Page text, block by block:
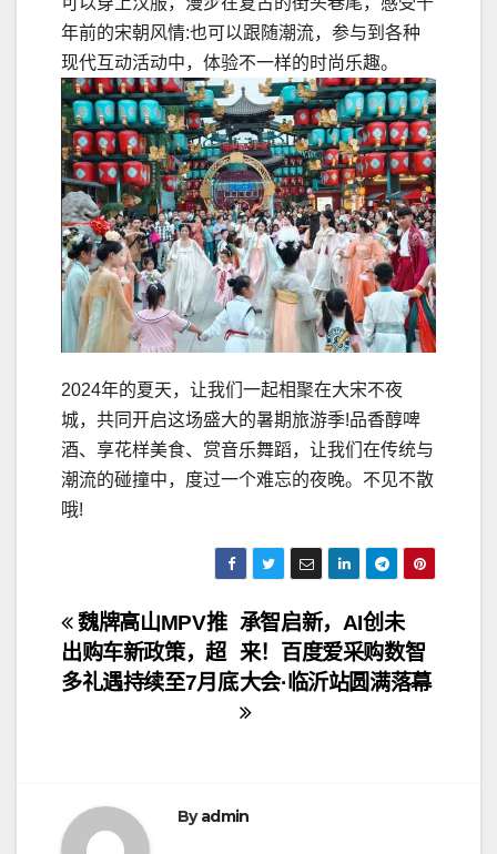
年前的宋朝风情:也可以跟随潮流，参与到各种
现代互动活动中，体验不一样的时尚乐趣。
2024年的夏天，让我们一起相聚在大宋不夜
城，共同开启这场盛大的暑期旅游季!品香醇啤
酒、享花样美食、赏音乐舞蹈，让我们在传统与
潮流的碰撞中，度过一个难忘的夜晚。不见不散
哦!
文
章
承智启新，AI创未
来！百度爱采购数智
大会·临沂站圆满落幕
魏牌高山MPV推
出购车新政策，超
多礼遇持续至7月底
Byadmin